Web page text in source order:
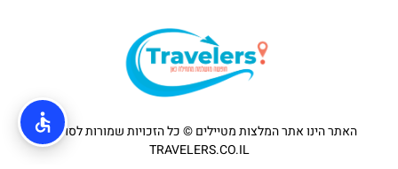
האתר הינו אתר המלצות מטיילים © כל הזכויות שמורות לסוכנות
TRAVELERS.CO.IL